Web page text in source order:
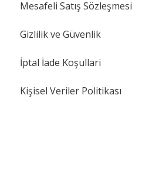
Mesafeli Satış Sözleşmesi
Gizlilik ve Güvenlik
İptal İade Koşullari
Kişisel Veriler Politikası